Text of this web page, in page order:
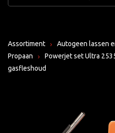
Assortiment Autogeen lassen
Propaan
Powerjet set Ultra
gasfleshoud